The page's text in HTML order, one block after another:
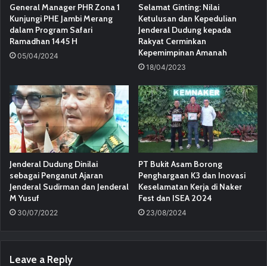
General Manager PHR Zona 1
Kunjungi PHE Jambi Merang
dalam Program Safari
Ramadhan 1445 H
05/04/2024
Selamat Ginting: Nilai
Ketulusan dan Kepedulian
Jenderal Dudung kepada
Rakyat Cerminkan
Kepemimpinan Amanah
18/04/2023
Jenderal Dudung Dinilai
sebagai Penganut Ajaran
Jenderal Sudirman dan Jenderal
M Yusuf
30/07/2022
PT Bukit Asam Borong
Penghargaan K3 dan Inovasi
Keselamatan Kerja di Naker
Fest dan ISEA 2024
23/08/2024
Leave a Reply